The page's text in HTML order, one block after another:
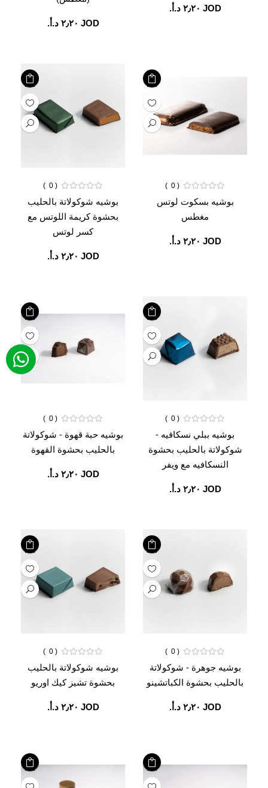
JOD ‏٢٫٢٠ د.أ.‏
JOD ‏٢٫٢٠ د.أ.‏
بوشيه بسكوت لوتس
مغطس
0
JOD ‏٢٫٢٠ د.أ.‏
بوشيه شوكولاتة بالحليب
بحشوة كريمة اللوتس مع
كسر لوتس
0
JOD ‏٢٫٢٠ د.أ.‏
بوشيه ببلي نسكافيه -
شوكولاتة بالحليب بحشوة
النسكافيه مع ويفر
0
JOD ‏٢٫٢٠ د.أ.‏
بوشيه حبة قهوة - شوكولاتة
بالحليب بحشوة القهوة
0
JOD ‏٢٫٢٠ د.أ.‏
بوشيه جوهرة - شوكولاتة
بالحليب بحشوة الكباتشينو
0
JOD ‏٢٫٢٠ د.أ.‏
بوشيه شوكولاتة بالحليب
بحشوة تشيز كيك اوريو
0
JOD ‏٢٫٢٠ د.أ.‏